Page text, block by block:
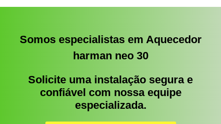
Somos especialistas em Aquecedor
harman neo 30
Solicite uma instalação segura e
confiável com nossa equipe
especializada.